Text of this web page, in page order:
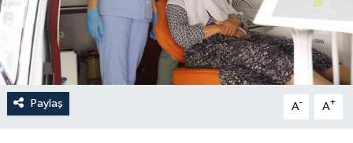
Paylaş A- A+